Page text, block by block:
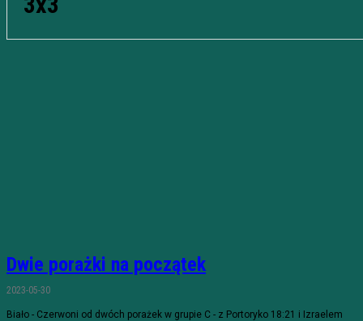
Dwie porażki na początek
2023-05-30
Biało - Czerwoni od dwóch porażek w grupie C - z Portoryko 18:21 i Izraelem